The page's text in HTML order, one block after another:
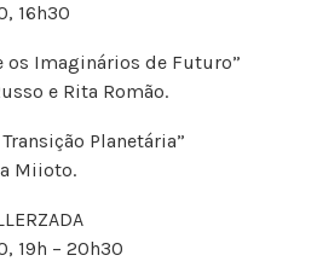
16h30
os Imaginários de Futuro”
e Rita Romão.
Planetária”
Miioto.
19h – 20h30